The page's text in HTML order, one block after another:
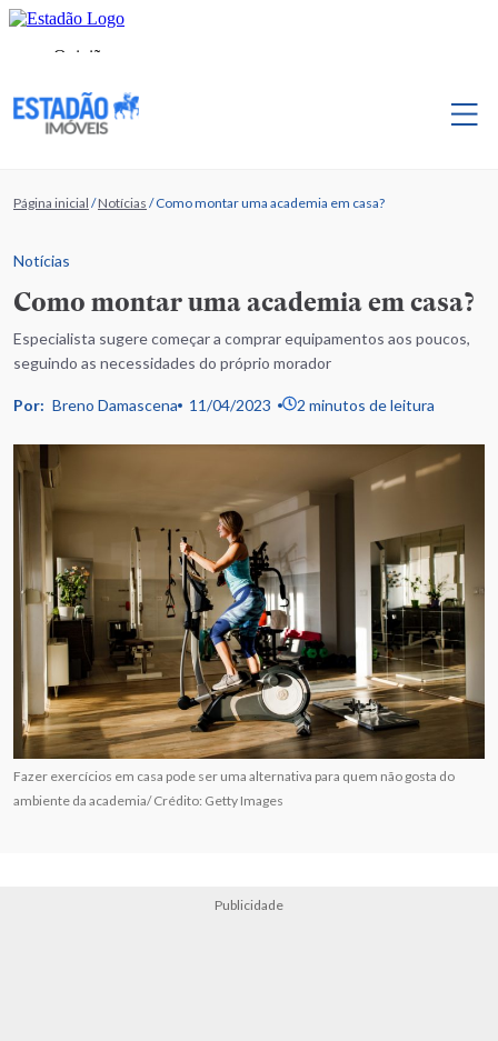
Página inicial /Notícias /Como montar uma academia em casa?
Notícias
Como montar uma academia em casa?
Especialista sugere começar a comprar equipamentos aos poucos,
seguindo as necessidades do próprio morador
Por: Breno Damascena 11/04/2023 2 minutos de leitura
Fazer exercícios em casa pode ser uma alternativa para quem não gosta do
ambiente da academia/ Crédito: Getty Images
Publicidade